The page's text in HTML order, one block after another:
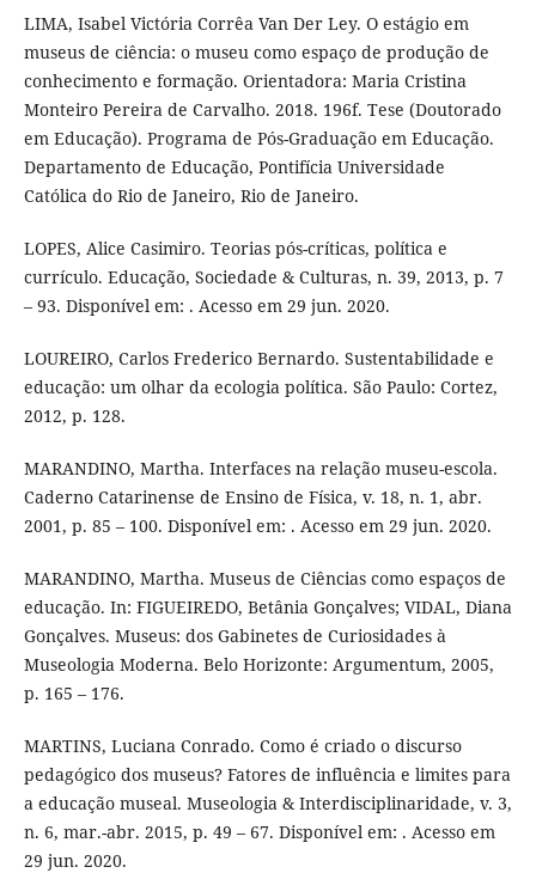
LIMA, Isabel Victória Corrêa Van Der Ley. O estágio em
museus de ciência: o museu como espaço de produção de
conhecimento e formação. Orientadora: Maria Cristina
Monteiro Pereira de Carvalho. 2018. 196f. Tese (Doutorado
em Educação). Programa de Pós-Graduação em Educação.
Departamento de Educação, Pontifícia Universidade
Católica do Rio de Janeiro, Rio de Janeiro.
LOPES, Alice Casimiro. Teorias pós-críticas, política e
currículo. Educação, Sociedade & Culturas, n. 39, 2013, p. 7
– 93. Disponível em: . Acesso em 29 jun. 2020.
LOUREIRO, Carlos Frederico Bernardo. Sustentabilidade e
educação: um olhar da ecologia política. São Paulo: Cortez,
2012, p. 128.
MARANDINO, Martha. Interfaces na relação museu-escola.
Caderno Catarinense de Ensino de Física, v. 18, n. 1, abr.
2001, p. 85 – 100. Disponível em: . Acesso em 29 jun. 2020.
MARANDINO, Martha. Museus de Ciências como espaços de
educação. In: FIGUEIREDO, Betânia Gonçalves; VIDAL, Diana
Gonçalves. Museus: dos Gabinetes de Curiosidades à
Museologia Moderna. Belo Horizonte: Argumentum, 2005,
p. 165 – 176.
MARTINS, Luciana Conrado. Como é criado o discurso
pedagógico dos museus? Fatores de influência e limites para
a educação museal. Museologia & Interdisciplinaridade, v. 3,
n. 6, mar.-abr. 2015, p. 49 – 67. Disponível em: . Acesso em
29 jun. 2020.